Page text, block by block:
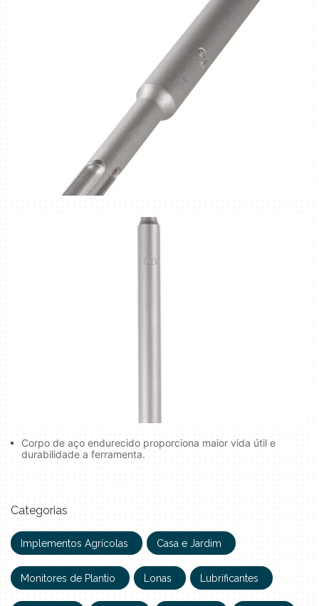
Corpo de aço endurecido proporciona maior vida útil e
durabilidade a ferramenta.
Categorias
Implementos Agrícolas Casa e Jardim
Monitores de Plantio Lonas Lubrificantes